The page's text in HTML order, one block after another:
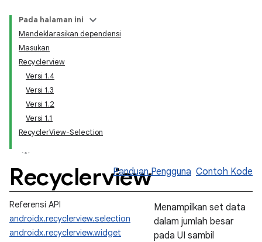
Pada halaman ini
Mendeklarasikan dependensi
Masukan
Recyclerview
Versi 1.4
Versi 1.3
Versi 1.2
Versi 1.1
RecyclerView-Selection
RecyclerviewPanduan Pengguna Contoh Kode
Referensi API
androidx.recyclerview.selection
androidx.recyclerview.widget
Menampilkan set data
dalam jumlah besar
pada UI sambil